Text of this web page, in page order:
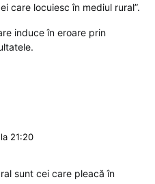
care locuiesc în mediul rural”.
induce în eroare prin
21:20
sunt cei care pleacă în